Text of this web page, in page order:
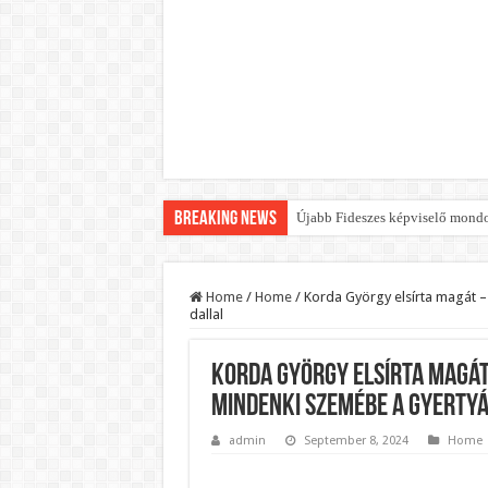
Breaking News Újabb Fideszes képviselő
Döntött a kormány az
Rendkívüli intézkedések
Jön a pénzeső a
Home / Home / Korda György elsírta magát
dallal
Korda György elsírta
mindenki szemébe a
admin September 8, 2024 Home